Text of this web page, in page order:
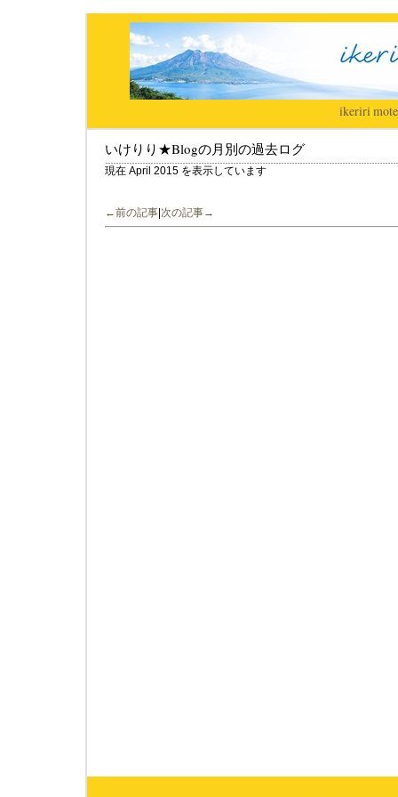
ikeriri|
いけりり★Blogの月別の過去ログ
現在 April 2015 を表示しています
←前の記事 次の記事→